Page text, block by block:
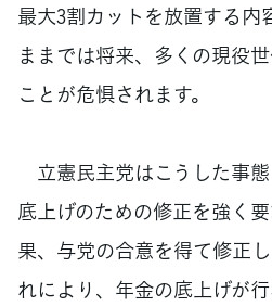
最大3割カットを放置する内
ままでは将来、多くの現役
ことが危惧されます。
立憲民主党はこうした事
底上げのための修正を強く
果、与党の合意を得て修正
れにより、年金の底上げが